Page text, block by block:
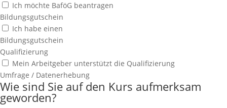
Ich möchte BaföG beantragen
Bildungsgutschein
Ich habe einen
Bildungsgutschein
Qualifizierung
Mein Arbeitgeber unterstützt die Qualifizierung
Umfrage / Datenerhebung
Wie sind Sie auf den Kurs aufmerksam
geworden?